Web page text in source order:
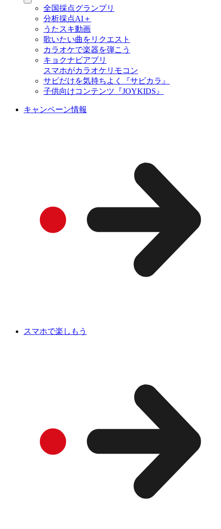
全国採点グランプリ
分析採点AI＋
うたスキ動画
歌いたい曲をリクエスト
カラオケで楽器を弾こう
キョクナビアプリ
スマホがカラオケリモコン
サビだけを気持ちよく『サビカラ』
子供向けコンテンツ『JOYKIDS』
キャンペーン情報
スマホで楽しもう